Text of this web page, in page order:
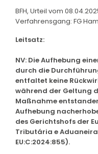
BFH, Urteil vom
Verfahrensgang: FG
Leitsatz:
NV: Die Aufhebung
durch die
entfaltet keine
während der Geltung
Maßnahme
Aufhebung
des Gerichtshofs der
Tributária e
EU:C:2024:855).